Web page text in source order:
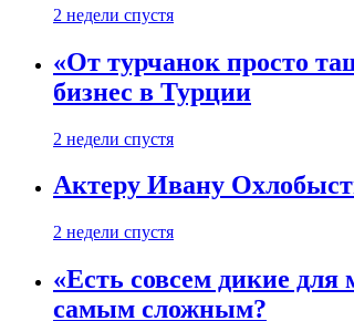
2 недели спустя
«От турчанок просто
бизнес в Турции
2 недели спустя
Актеру Ивану
2 недели спустя
«Есть совсем дикие
самым сложным?